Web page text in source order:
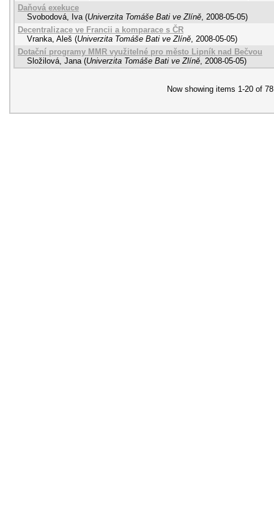
Daňová exekuce
Svobodová, Iva (Univerzita Tomáše Bati ve Zlíně, 2008-05-05)
Decentralizace ve Francii a komparace s ČR
Vranka, Aleš (Univerzita Tomáše Bati ve Zlíně, 2008-05-05)
Dotační programy MMR využitelné pro město Lipník nad Bečvou
Složilová, Jana (Univerzita Tomáše Bati ve Zlíně, 2008-05-05)
Now showing items 1-20 of 78